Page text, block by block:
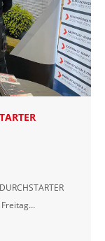
Freitag…